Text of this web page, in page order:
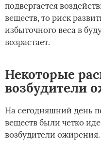
подвергается
веществ, то риск
избыточного веса в
возрастает.
Некоторые
возбудители
На сегодняшний день
веществ были четко
возбудители